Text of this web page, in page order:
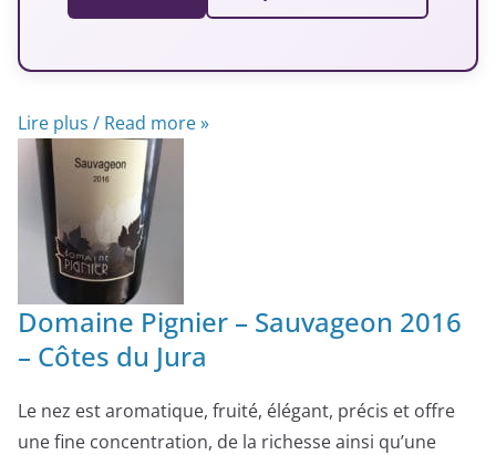
Lire plus / Read more »
Domaine Pignier – Sauvageon 2016
– Côtes du Jura
Le nez est aromatique, fruité, élégant, précis et offre
une fine concentration, de la richesse ainsi qu’une